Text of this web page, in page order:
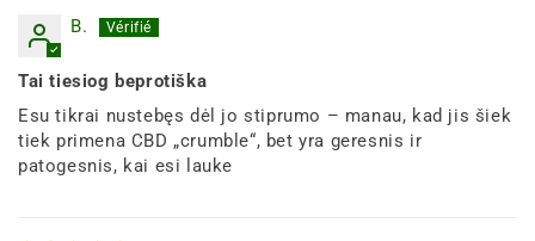
B.
Tai tiesiog beprotiška
Esu tikrai nustebęs dėl jo stiprumo – manau, kad jis šiek
tiek primena CBD „crumble“, bet yra geresnis ir
patogesnis, kai esi lauke